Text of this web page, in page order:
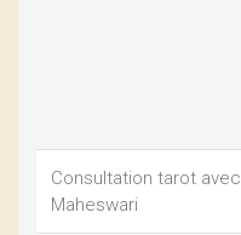
Consultation tarot avec
Maheswari